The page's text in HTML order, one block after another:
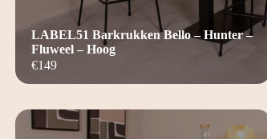
€149
LABEL51 Barkrukken Bello – Hunter –
Fluweel – Hoog